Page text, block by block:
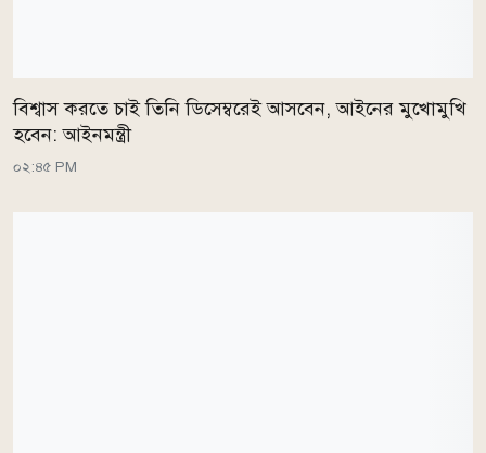
বিশ্বাস করতে চাই তিনি ডিসেম্বরেই আসবেন, আইনের মুখোমুখি
হবেন: আইনমন্ত্রী
০২:৪৫ PM